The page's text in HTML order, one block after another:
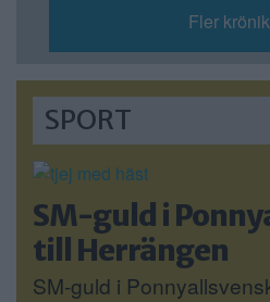
Fler
SPORT
SM-guld i
till Herrängen
SM-guld i